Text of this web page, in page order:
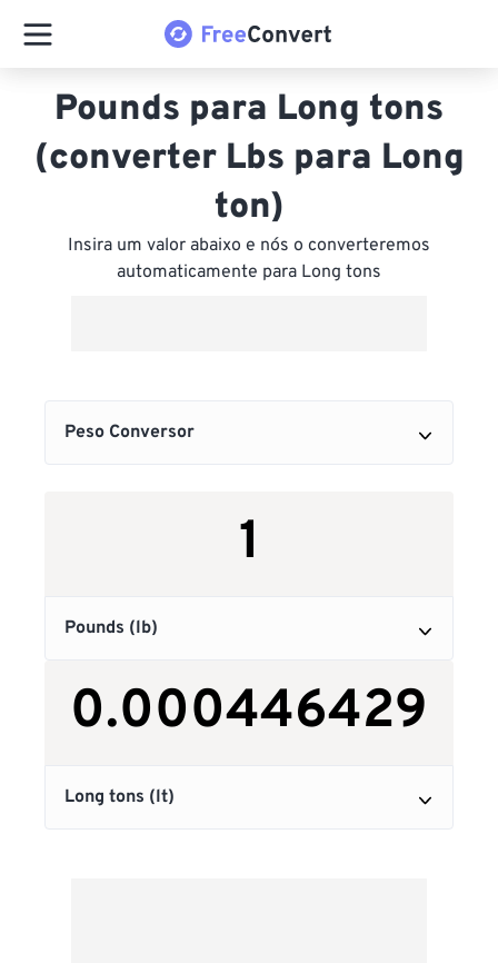
Pounds para Long tons
(converter Lbs para Long
ton)
Insira um valor abaixo e nós o converteremos
automaticamente para Long tons